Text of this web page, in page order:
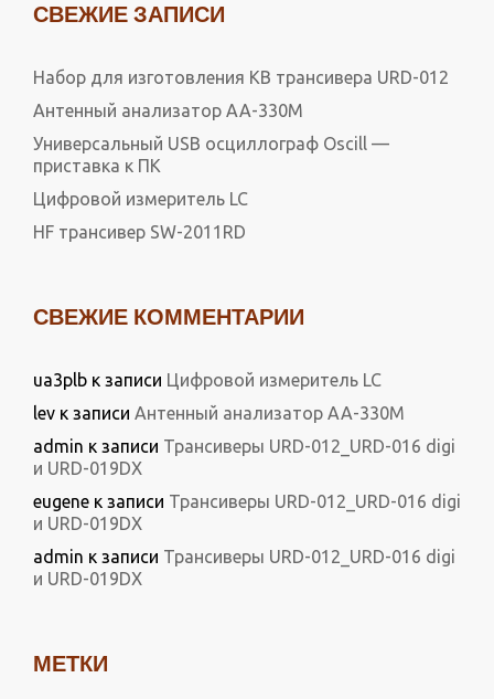
СВЕЖИЕ ЗАПИСИ
Набор для изготовления КВ трансивера URD-012
Антенный анализатор АА-330М
Универсальный USB осциллограф Oscill —
приставка к ПК
Цифровой измеритель LC
HF трансивер SW-2011RD
СВЕЖИЕ КОММЕНТАРИИ
ua3plb к записи Цифровой измеритель LC
lev к записи Антенный анализатор АА-330М
admin к записи Трансиверы URD-012_URD-016 digi
и URD-019DX
eugene к записи Трансиверы URD-012_URD-016 digi
и URD-019DX
admin к записи Трансиверы URD-012_URD-016 digi
и URD-019DX
МЕТКИ